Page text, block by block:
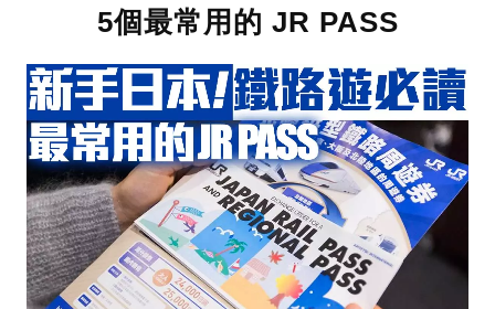
5個最常用的 JR PASS